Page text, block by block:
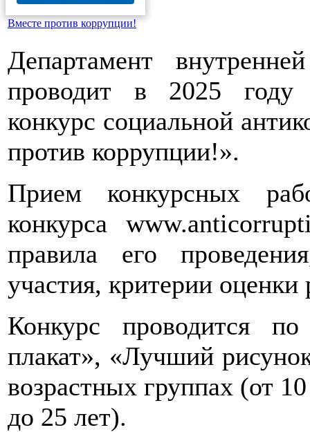
Вместе против коррупции!
Департамент
проводит в 2025 году
конкурс социальной
против коррупции!».
Прием конкурсных
конкурса
правила его
участия, критерии оценки
Конкурс проводится
плакат», «Лучший
возрастных группах (от
до 25 лет).